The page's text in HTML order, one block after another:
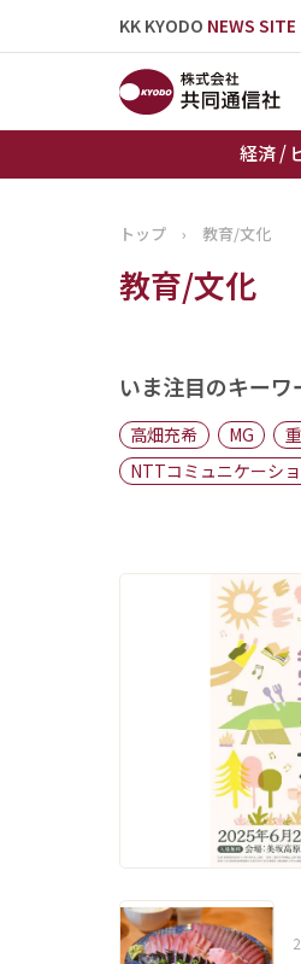
KK KYODO NEWS SITE
経済 /
トップ
お知らせ
トップ › 教育/文化
教育/文化
いま注目のキーワ
高畑充希 MG
NTTコミュニケーシ